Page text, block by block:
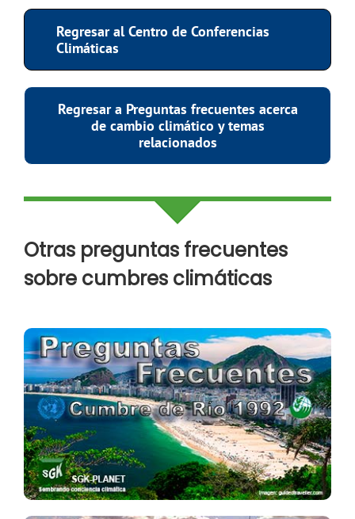
Regresar al Centro de Conferencias
Climáticas
Regresar a Preguntas frecuentes acerca
de cambio climático y temas
relacionados
Otras preguntas frecuentes
sobre cumbres climáticas